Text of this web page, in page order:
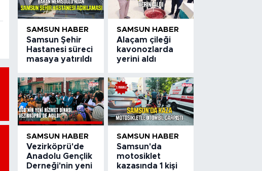
SAMSUN HABER
Samsun Şehir
Hastanesi süreci
masaya yatırıldı
SAMSUN HABER
Alaçam çileği
kavonozlarda
yerini aldı
SAMSUN HABER
Vezirköprü'de
Anadolu Gençlik
Derneği'nin yeni
SAMSUN HABER
Samsun'da
motosiklet
kazasında 1 kişi